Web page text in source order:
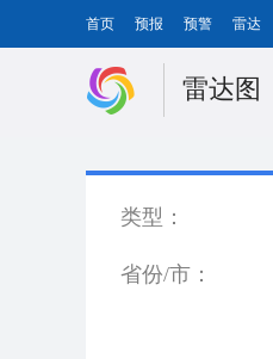
首页 预报 预警 雷达
雷达图
类型：
省份/市：